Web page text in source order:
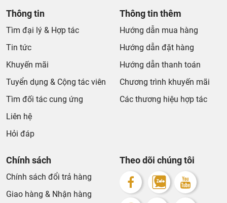
Thông tin
Tìm đại lý & Hợp tác
Tin tức
Khuyến mãi
Tuyển dụng & Cộng tác viên
Tìm đối tác cung ứng
Liên hệ
Hỏi đáp
Thông tin thêm
Hướng dẫn mua hàng
Hướng dẫn đặt hàng
Hướng dẫn thanh toán
Chương trình khuyến mãi
Các thương hiệu hợp tác
Chính sách
Chính sách đổi trả hàng
Giao hàng & Nhận hàng
Theo dõi chúng tôi